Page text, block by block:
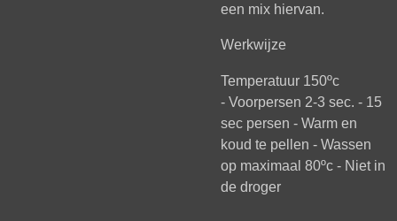
een mix hiervan.
Werkwijze
Temperatuur 150ºc
- Voorpersen 2-3 sec. - 15
sec persen - Warm en
koud te pellen - Wassen
op maximaal 80ºc - Niet in
de droger